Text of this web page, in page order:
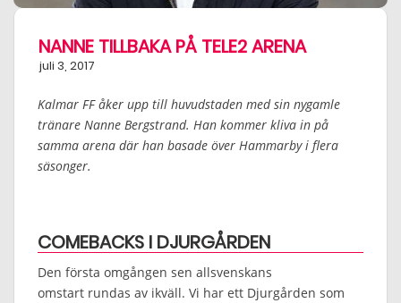
NANNE TILLBAKA PÅ TELE2 ARENA
juli 3, 2017
Kalmar FF åker upp till huvudstaden med sin nygamle
tränare Nanne Bergstrand. Han kommer kliva in på
samma arena där han basade över Hammarby i flera
säsonger.
COMEBACKS I DJURGÅRDEN
Den första omgången sen allsvenskans
omstart rundas av ikväll. Vi har ett Djurgården som